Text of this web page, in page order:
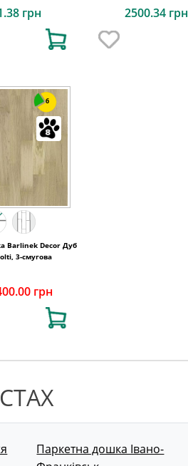
грн 2500.34 грн
6
Barlinek Decor Дуб
3-смугова
грн
Паркетна дошка Івано-